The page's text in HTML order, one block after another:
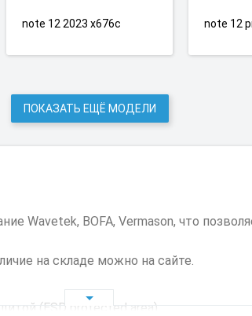
note 12 2023 x676c note 12
ПОКАЗАТЬ ЕЩЁ МОДЕЛИ
Wavetek, BOFA, Vermason, что
на складе можно на сайте.
(ESD protected area).